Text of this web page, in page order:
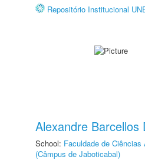
Repositório Institucional
Alexandre Barcellos
School: Faculdade de Ciências
(Câmpus de Jaboticabal)